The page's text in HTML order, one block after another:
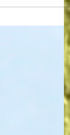
丼(鮪、海老、穴
)、山掛け茶そば、ス
丼に、山掛けたっぷ
満腹です! 次週は鰻